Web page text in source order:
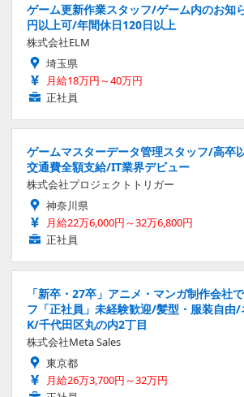
ゲーム更新作業スタッフ/ゲーム内のお知
円以上可/年間休日120日以上
株式会社ELM
埼玉県
月給18万円～40万円
正社員
ゲームマスターデータ管理スタッフ/高卒
交通費全額支給/IT業界デビュー
株式会社プロジェクトトリガー
神奈川県
月給22万6,000円～32万6,800円
正社員
「新卒・27卒」アニメ・マンガ制作会社
フ「正社員」未経験歓迎/髪型・服装自由
K/千代田区丸の内2丁目
株式会社Meta Sales
東京都
月給26万3,700円～32万円